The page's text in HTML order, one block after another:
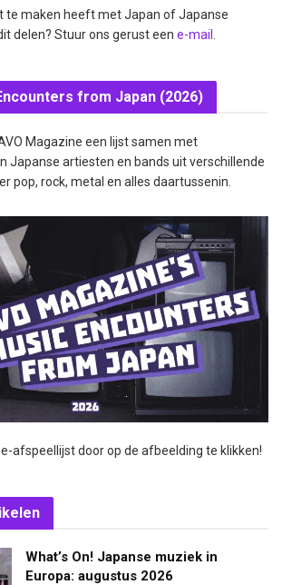
te maken heeft met Japan of Japanse
delen? Stuur ons gerust een e-mail
from Japan (2026)
Magazine een lijst samen met
Japanse artiesten en bands uit verschillende
pop, rock, metal en alles daartussenin.
afspeellijst door op de afbeelding te klikken!
What’s On! Japanse muziek in
Europa: augustus 2026